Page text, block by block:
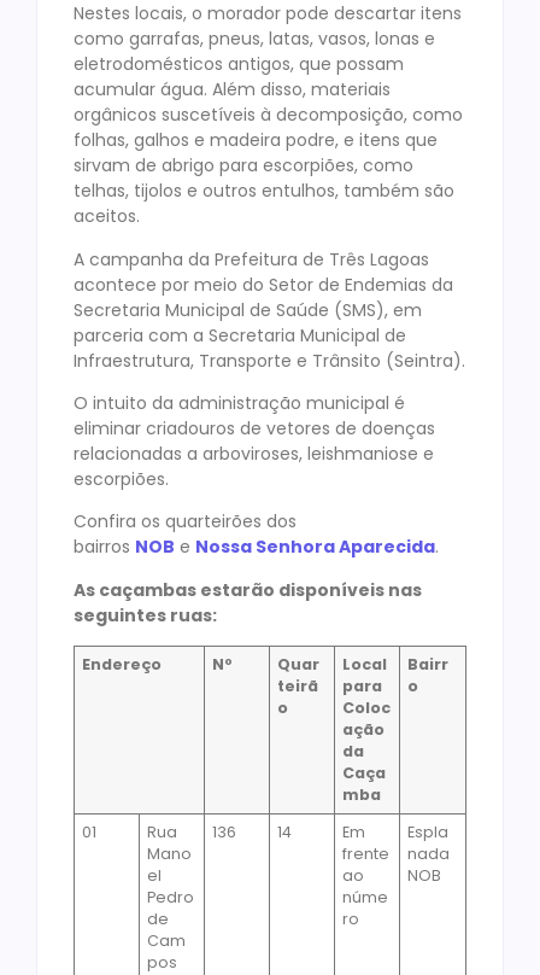
Nestes locais, o morador pode descartar itens
como garrafas, pneus, latas, vasos, lonas e
eletrodomésticos antigos, que possam
acumular água. Além disso, materiais
orgânicos suscetíveis à decomposição, como
folhas, galhos e madeira podre, e itens que
sirvam de abrigo para escorpiões, como
telhas, tijolos e outros entulhos, também são
aceitos.
A campanha da Prefeitura de Três Lagoas
acontece por meio do Setor de Endemias da
Secretaria Municipal de Saúde (SMS), em
parceria com a Secretaria Municipal de
Infraestrutura, Transporte e Trânsito (Seintra).
O intuito da administração municipal é
eliminar criadouros de vetores de doenças
relacionadas a arboviroses, leishmaniose e
escorpiões.
Confira os quarteirões dos
bairros NOB e Nossa Senhora Aparecida.
As caçambas estarão disponíveis nas
seguintes ruas:
Endereço Nº
Quar
teirã
o
Local
para
Coloc
ação
da
Caça
mba
Bairr
o
01
Rua
Mano
el
Pedro
de
Cam
pos
136 14
Em
frente
ao
núme
ro
Espla
nada
NOB